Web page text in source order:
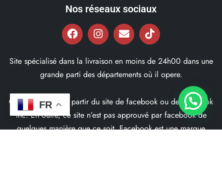
Nos réseaux sociaux
Site spécialisé dans la livraison en moins de 24h00 dans une
grande parti des départements où il opere.
Ce site ne fait pas partir du site de facebook ou de facebook
inc. En outre, ce site n’est pas approuvé par facebook de
quelques manière que ce soit. Facebook est une marque
FR